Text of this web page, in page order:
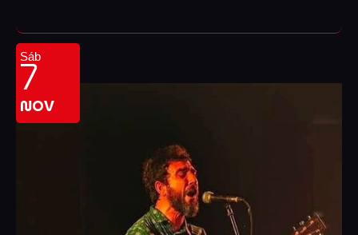
Sáb
7
NOV